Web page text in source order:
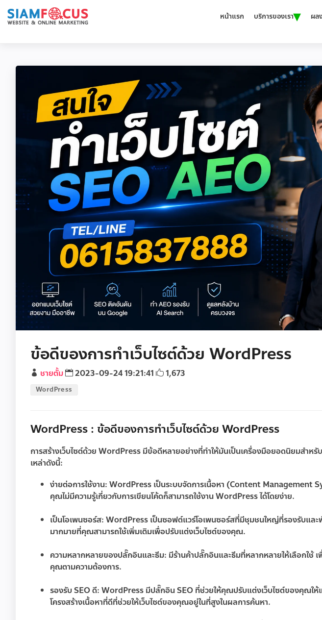
หน้าแรก บริการของเรา▾ ผล
ข้อดีของการทำเว็บไซต์ด้วย WordPress
ชายตั้ม 2023-09-24 19:21:41 1,673
WordPress
WordPress : ข้อดีของการทำเว็บไซต์ด้วย WordPress
การสร้างเว็บไซต์ด้วย WordPress มีข้อดีหลายอย่างที่ทำให้มันเป็นเครื่องมือยอดนิยมสำหรั
เหล่าดังนี้:
ง่ายต่อการใช้งาน: WordPress เป็นระบบจัดการเนื้อหา (Content Management
คุณไม่มีความรู้เกี่ยวกับการเขียนโค้ดก็สามารถใช้งาน WordPress ได้โดยง่าย.
เป็นโอเพนซอร์ส: WordPress เป็นซอฟต์แวร์โอเพนซอร์สที่มีชุมชนใหญ่ที่รองรับแล
มากมายที่คุณสามารถใช้เพิ่มเติมเพื่อปรับแต่งเว็บไซต์ของคุณ.
ความหลากหลายของปลั๊กอินและธีม: มีร้านค้าปลั๊กอินและธีมที่หลากหลายให้เลือกใช้
คุณตามความต้องการ.
รองรับ SEO ดี: WordPress มีปลั๊กอิน SEO ที่ช่วยให้คุณปรับแต่งเว็บไซต์ของคุณให้
โครงสร้างเนื้อหาที่ดีที่ช่วยให้เว็บไซต์ของคุณอยู่ในที่สูงในผลการค้นหา.